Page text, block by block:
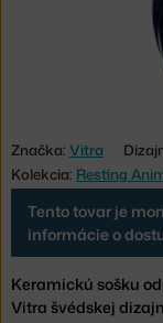
Značka: Vitra
Kolekcia: Resting
Tento tovar je
informácie o
Keramickú sošku
Vitra švédskej